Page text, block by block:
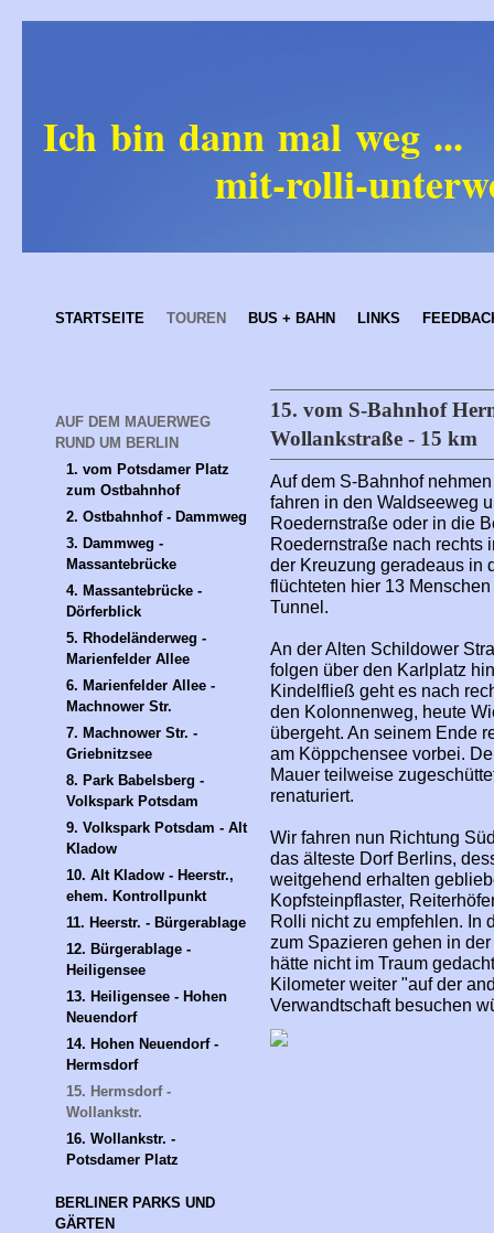
Ich bin dann mal weg ...
mit-rolli-
STARTSEITE TOUREN BUS + BAHN LINKS
AUF DEM MAUERWEG
RUND UM BERLIN
1. vom Potsdamer Platz
zum Ostbahnhof
2. Ostbahnhof - Dammweg
3. Dammweg -
Massantebrücke
4. Massantebrücke -
Dörferblick
5. Rhodeländerweg -
Marienfelder Allee
6. Marienfelder Allee -
Machnower Str.
7. Machnower Str. -
Griebnitzsee
8. Park Babelsberg -
Volkspark Potsdam
9. Volkspark Potsdam - Alt
Kladow
10. Alt Kladow - Heerstr.,
ehem. Kontrollpunkt
11. Heerstr. - Bürgerablage
12. Bürgerablage -
Heiligensee
13. Heiligensee - Hohen
Neuendorf
14. Hohen Neuendorf -
Hermsdorf
15. Hermsdorf -
Wollankstr.
16. Wollankstr. -
Potsdamer Platz
BERLINER PARKS UND
GÄRTEN
15. vom S-Bahnhof
Wollankstraße - 15 km
Auf dem S-Bahnhof
fahren in den Waldseeweg
Roedernstraße oder in die
Roedernstraße nach rechts
der Kreuzung geradeaus in
flüchteten hier 13
Tunnel.
An der Alten Schildower
folgen über den Karlplatz
Kindelfließ geht es nach
den Kolonnenweg, heute
übergeht. An seinem Ende
am Köppchensee vorbei.
Mauer teilweise
renaturiert.
Wir fahren nun Richtung
das älteste Dorf Berlins,
weitgehend erhalten
Kopfsteinpflaster,
Rolli nicht zu empfehlen. In
zum Spazieren gehen in
hätte nicht im Traum
Kilometer weiter "auf der
Verwandtschaft besuchen